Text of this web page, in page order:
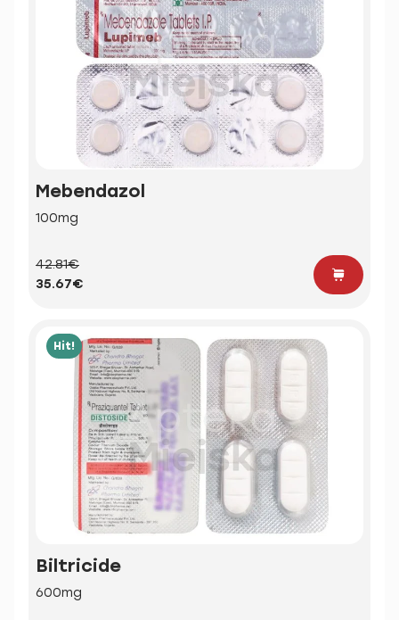
Mebendazol
100mg
42.81€
35.67€
Hit!
Biltricide
600mg